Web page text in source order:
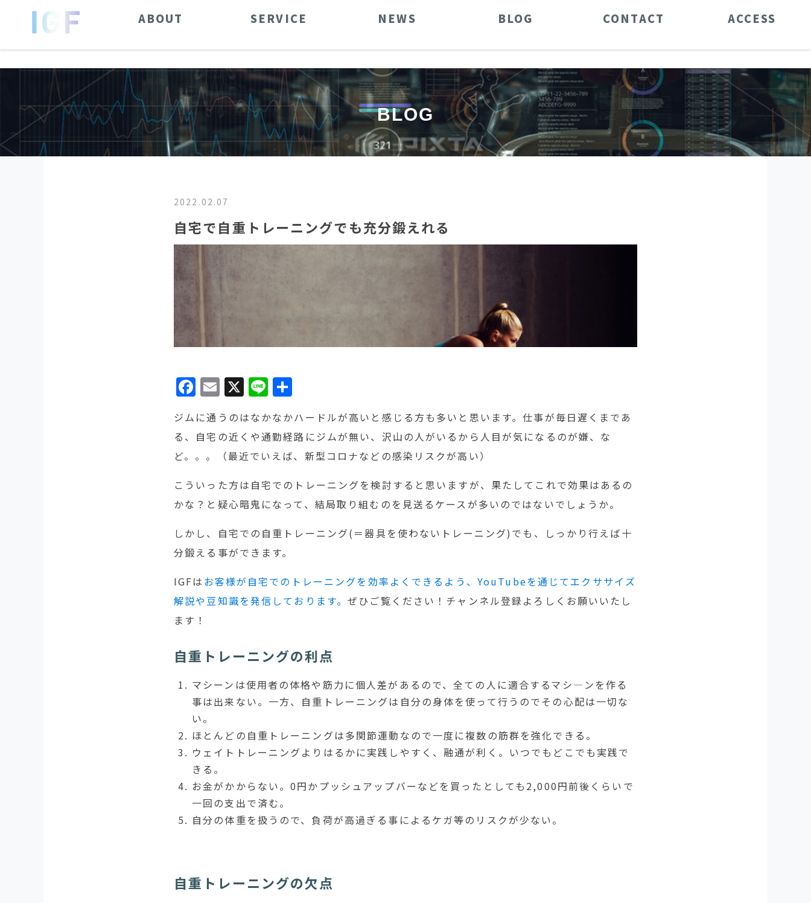
ABOUT SERVICE NEWS BLOG CONTACT ACCESS
BLOG
2022.02.07
自宅で自重トレーニングでも充分鍛えれる
Facebook
Email
X Line
ジムに通うのはなかなかハードルが高いと感じる方も多いと思います。仕事が毎日遅くまであ
る、自宅の近くや通勤経路にジムが無い、沢山の人がいるから人目が気になるのが嫌、な
ど。。。（最近でいえば、新型コロナなどの感染リスクが高い）
こういった方は自宅でのトレーニングを検討すると思いますが、果たしてこれで効果はあるの
かな？と疑心暗鬼になって、結局取り組むのを見送るケースが多いのではないでしょうか。
しかし、自宅での自重トレーニング(＝器具を使わないトレーニング)でも、しっかり行えば十
分鍛える事ができます。
IGFは お客様が自宅でのトレーニングを効率よくできるよう、YouTubeを通じてエクササイズ
解説や豆知識を発信しております。ぜひご覧ください！チャンネル登録よろしくお願いいたし
ます！
自重トレーニングの利点
マシーンは使用者の体格や筋力に個人差があるので、全ての人に適合するマシ―ンを作る
事は出来ない。一方、自重トレーニングは自分の身体を使って行うのでその心配は一切な
い。
ほとんどの自重トレーニングは多関節運動なので一度に複数の筋群を強化できる。
ウェイトトレーニングよりはるかに実践しやすく、融通が利く。いつでもどこでも実践で
きる。
お金がかからない。0円かプッシュアップバーなどを買ったとしても2,000円前後くらいで
一回の支出で済む。
自分の体重を扱うので、負荷が高過ぎる事によるケガ等のリスクが少ない。
自重トレーニングの欠点